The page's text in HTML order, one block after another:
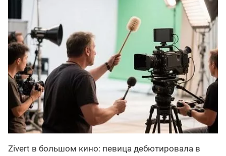
Zivert в большом кино: певица дебютировала в